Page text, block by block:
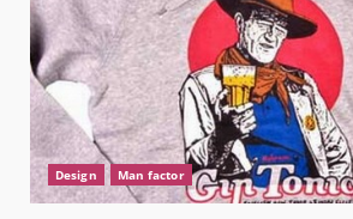
Design Man factor